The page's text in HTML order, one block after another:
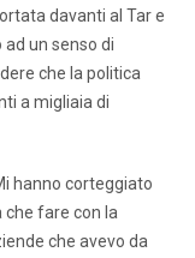
davanti al Tar e
un senso di
che la politica
a migliaia di
hanno corteggiato
che fare con la
che avevo da